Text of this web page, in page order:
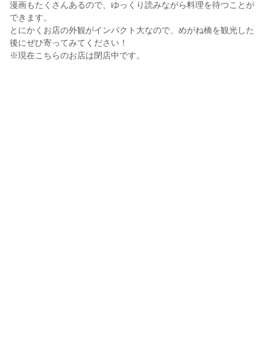
漫画もたくさんあるので、ゆっくり読みながら料理を待つことが
できます。
とにかくお店の外観がインパクト大なので、めがね橋を観光した
後にぜひ寄ってみてください！
※現在こちらのお店は閉店中です。